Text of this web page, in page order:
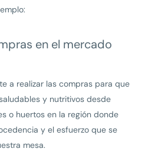
en el mercado
a realizar las compras para que
y nutritivos desde
o huertos en la región donde
y el esfuerzo que se
mesa.